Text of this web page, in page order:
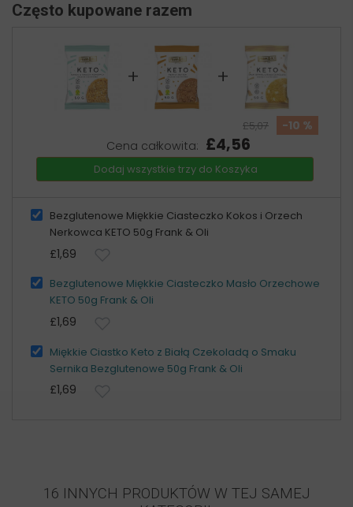
Często kupowane razem
+ +
£5,07
-10 %
Cena całkowita: £4,56
Dodaj wszystkie trzy do Koszyka
Bezglutenowe Miękkie Ciasteczko Kokos i Orzech
Nerkowca KETO 50g Frank & Oli
£1,69
Bezglutenowe Miękkie Ciasteczko Masło Orzechowe
KETO 50g Frank & Oli
£1,69
Miękkie Ciastko Keto z Białą Czekoladą o Smaku
Sernika Bezglutenowe 50g Frank & Oli
£1,69
16 INNYCH PRODUKTÓW W TEJ SAMEJ